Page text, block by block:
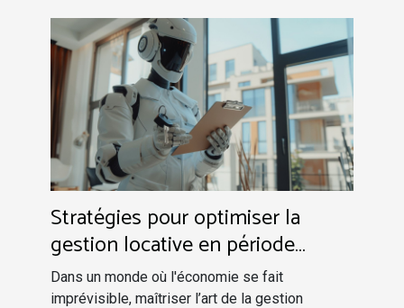
Stratégies pour optimiser la
gestion locative en période
d'incertitude économique
Dans un monde où l'économie se fait
imprévisible, maîtriser l’art de la gestion